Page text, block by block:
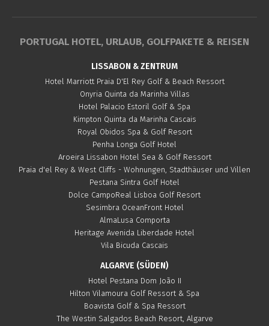
PORTUGAL HOTEL, URLAUB, GOLFPAKETE & REISEN
LISSABON & ZENTRUM
Hotel Marriott Praia D'El Rey Golf & Beach Ressort
Onyria Quinta da Marinha Villas
Hotel Palacio Estoril Golf & Spa
Kimpton Quinta da Marinha Cascais
Royal Obidos Spa & Golf Resort
Penha Longa Golf Hotel
Aroeira Lissabon Hotel Sea & Golf Ressort
Praia d'el Rey & West Cliffs - Wohnungen, Stadthäuser und Villen
Pestana Sintra Golf Hotel
Dolce CampoReal Lisboa Golf Resort
Sesimbra OceanFront Hotel
AlmaLusa Comporta
Heritage Avenida Liberdade Hotel
Vila Bicuda Cascais
ALGARVE (SÜDEN)
Hotel Pestana Dom João II
Hilton Vilamoura Golf Ressort & Spa
Boavista Golf & Spa Ressort
The Westin Salgados Beach Resort, Algarve